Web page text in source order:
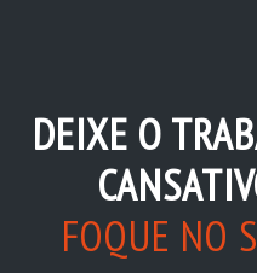
DEIXE O
FOQUE NO